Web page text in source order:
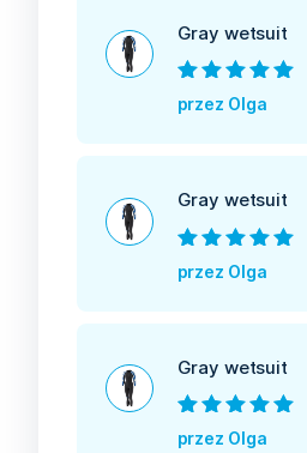
Gray wetsuit
Oceniono5
5
przez Olga
Gray wetsuit
Oceniono5
5
przez Olga
Gray wetsuit
Oceniono5
przez Olga